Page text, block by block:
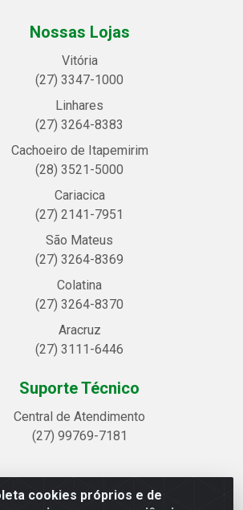
cookies próprios e de
Nossas Lojas
Vitória
(27) 3347-1000
Linhares
(27) 3264-8383
Cachoeiro de Itapemirim
(28) 3521-5000
Cariacica
(27) 2141-7951
São Mateus
(27) 3264-8369
Colatina
(27) 3264-8370
Aracruz
(27) 3111-6446
Suporte Técnico
Central de Atendimento
(27) 99769-7181
LTDA - Avenida Alegre, 2521 -